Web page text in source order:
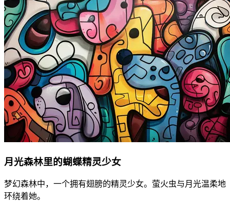
月光森林里的蝴蝶精灵少女
梦幻森林中，一个拥有翅膀的精灵少女。萤火虫与月光温柔地
环绕着她。